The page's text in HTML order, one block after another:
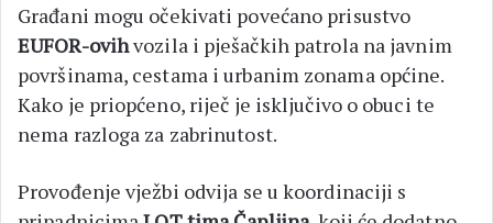
Građani mogu očekivati povećano prisustvo
EUFOR-ovihvozila i pješačkih patrola na javnim
površinama, cestama i urbanim zonama općine.
Kako je priopćeno, riječ je isključivo o obuci te
nema razloga za zabrinutost.
Provođenje vježbi odvija se u koordinaciji s